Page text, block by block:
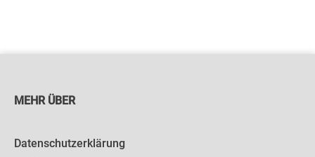
MEHR ÜBER
Datenschutzerklärung